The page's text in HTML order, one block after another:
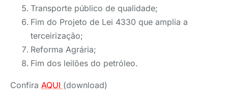
Transporte público de qualidade;
Fim do Projeto de Lei 4330 que amplia a
terceirização;
Reforma Agrária;
Fim dos leilões do petróleo.
Confira AQUI (download)